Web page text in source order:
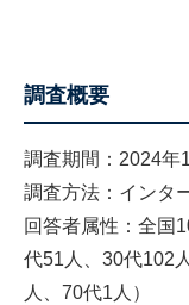
調査概要
調査期間：2024年
調査方法：インタ
回答者属性：全国
代51人、30代102
人、70代1人）